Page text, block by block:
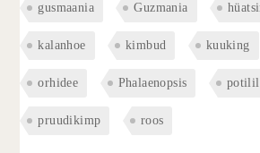
gusmaania Guzmania
kalanhoe kimbud kuuking
orhidee Phalaenopsis potilill
pruudikimp roos